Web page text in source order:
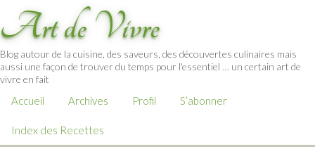
Art de Vivre
Blog autour de la cuisine, des saveurs, des découvertes culinaires mais
aussi une façon de trouver du temps pour l'essentiel … un certain art de
vivre en fait
Accueil Archives Profil S’abonner
Index des Recettes